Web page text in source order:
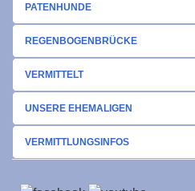
PATENHUNDE
REGENBOGENBRÜCKE
VERMITTELT
UNSERE EHEMALIGEN
VERMITTLUNGSINFOS